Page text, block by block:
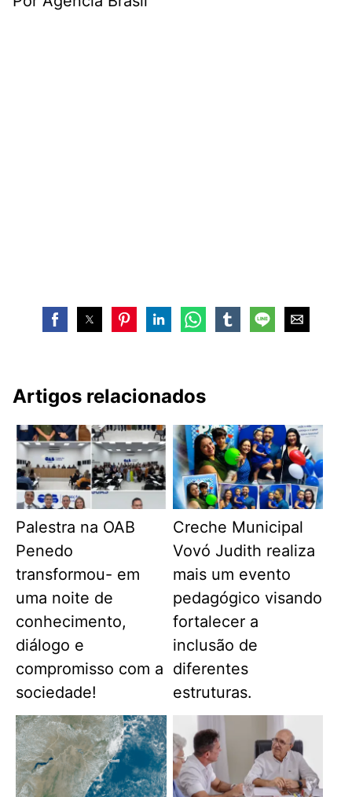
Artigos relacionados
Palestra na OAB
Penedo
transformou- em
uma noite de
conhecimento,
diálogo e
compromisso com a
sociedade!
Creche Municipal
Vovó Judith realiza
mais um evento
pedagógico visando
fortalecer a
inclusão de
diferentes
estruturas.